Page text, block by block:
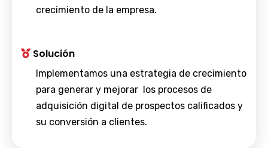
crecimiento de la empresa.
Solución
Implementamos una estrategia de crecimiento
para generar y mejorar los procesos de
adquisición digital de prospectos calificados y
su conversión a clientes.